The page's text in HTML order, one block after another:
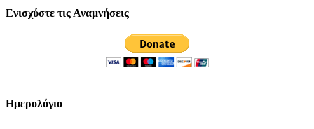
Ενισχύστε τις Αναμνήσεις
Ημερολόγιο